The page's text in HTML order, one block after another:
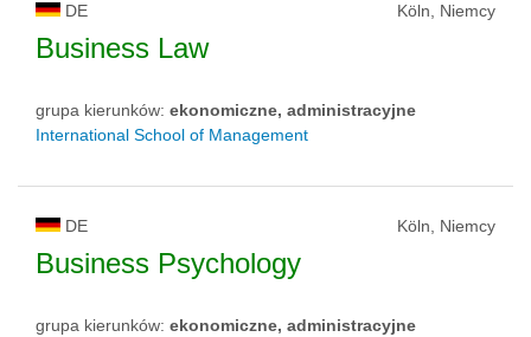
DE Köln, Niemcy
Business Law
grupa kierunków: ekonomiczne, administracyjne
International School of Management
DE Köln, Niemcy
Business Psychology
grupa kierunków: ekonomiczne, administracyjne